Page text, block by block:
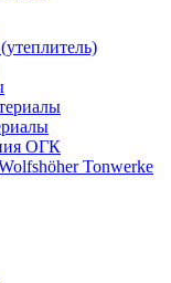
ОГК
Tonwerke